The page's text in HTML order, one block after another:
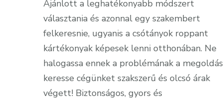
Ajánlott a leghatékonyabb módszert
választania és azonnal egy szakembert
felkeresnie, ugyanis a csótányok roppant
kártékonyak képesek lenni otthonában. Ne
halogassa ennek a problémának a
keresse cégünket szakszerű és olcsó árak
végett! Biztonságos, gyors és